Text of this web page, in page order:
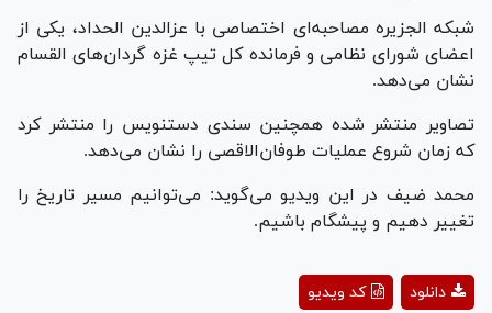
شبکه الجزیره مصاحبه‌ای اختصاصی با عزالدین الحداد، یکی از
اعضای شورای نظامی و فرمانده کل تیپ غزه گردان‌های القسام
نشان می‌دهد.
تصاویر منتشر شده همچنین سندی دست‎نویس را منتشر کرد
که زمان شروع عملیات طوفان‌الاقصی را نشان می‌دهد.
محمد ضیف در این ویدیو می‌گوید: می‌توانیم مسیر تاریخ را
تغییر دهیم و پیشگام باشیم.
Playکد ویدیو دانلود